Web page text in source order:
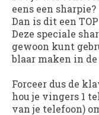
eens een sharpie?
Dan is dit een
Deze speciale
gewoon kunt
blaar maken in
Forceer dus de
hou je vingers 1
van je telefoon)